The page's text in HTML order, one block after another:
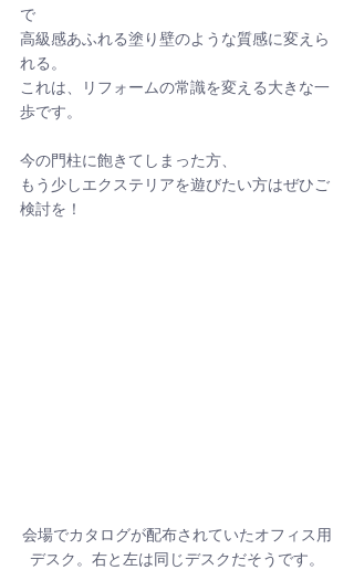
で
高級感あふれる塗り壁のような質感に変えら
れる。
これは、リフォームの常識を変える大きな一
歩です。
今の門柱に飽きてしまった方、
もう少しエクステリアを遊びたい方はぜひご
検討を！
会場でカタログが配布されていたオフィス用
デスク。右と左は同じデスクだそうです。